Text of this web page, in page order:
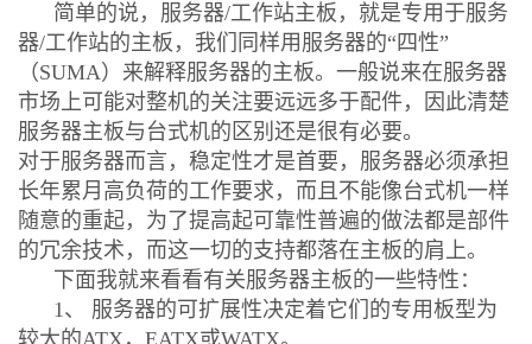
简单的说，服务器/工作站主板，就是专用于服务
器/工作站的主板，我们同样用服务器的“四性”
（SUMA）来解释服务器的主板。一般说来在服务器
市场上可能对整机的关注要远远多于配件，因此清楚
服务器主板与台式机的区别还是很有必要。
对于服务器而言，稳定性才是首要，服务器必须承担
长年累月高负荷的工作要求，而且不能像台式机一样
随意的重起，为了提高起可靠性普遍的做法都是部件
的冗余技术，而这一切的支持都落在主板的肩上。
下面我就来看看有关服务器主板的一些特性：
1、 服务器的可扩展性决定着它们的专用板型为